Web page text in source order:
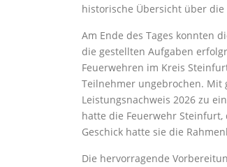
historische Übersicht über die
Am Ende des Tages konnten
die gestellten Aufgaben
Feuerwehren im Kreis
Teilnehmer ungebrochen. Mit
Leistungsnachweis 2026 zu
hatte die Feuerwehr
Geschick hatte sie die
Die hervorragende